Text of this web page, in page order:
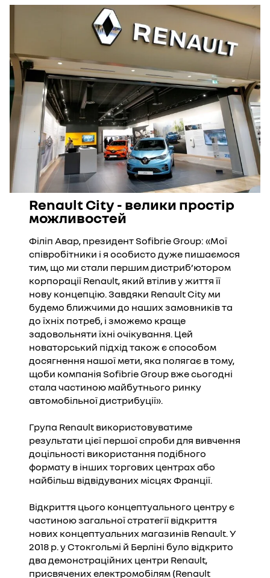
Renault City - велики простір
можливостей
Філіп Авар, президент Sofibrie Group: «Мої
співробітники і я особисто дуже пишаємося
тим, що ми стали першим дистриб’ютором
корпорації Renault, який втілив у життя її
нову концепцію. Завдяки Renault City ми
будемо ближчими до наших замовників та
до їхніх потреб, і зможемо краще
задовольняти їхні очікування. Цей
новаторський підхід також є способом
досягнення нашої мети, яка полягає в тому,
щоби компанія Sofibrie Group вже сьогодні
стала частиною майбутнього ринку
автомобільної дистрибуції».
Група Renault використовуватиме
результати цієї першої спроби для вивчення
доцільності використання подібного
формату в інших торгових центрах або
найбільш відвідуваних місцях Франції.
Відкриття цього концептуального центру є
частиною загальної стратегії відкриття
нових концептуальних магазинів Renault. У
2018 р. у Стокгольмі й Берліні було відкрито
два демонстраційних центри Renault,
присвячених електромобілям (Renault